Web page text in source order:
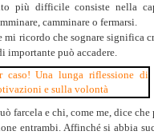
più difficile consiste nella
camminare o fermarsi.
mi ricordo che sognare significa
importante può accadere.
farcela e chi, come me, dice che
entrambi. Affinché si abbia